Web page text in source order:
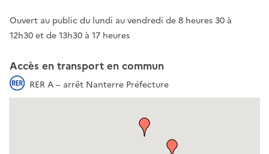
Ouvert au public du lundi au vendredi de 8 heures 30 à
12h30 et de 13h30 à 17 heures
Accès en transport en commun
RER A – arrêt Nanterre Préfecture